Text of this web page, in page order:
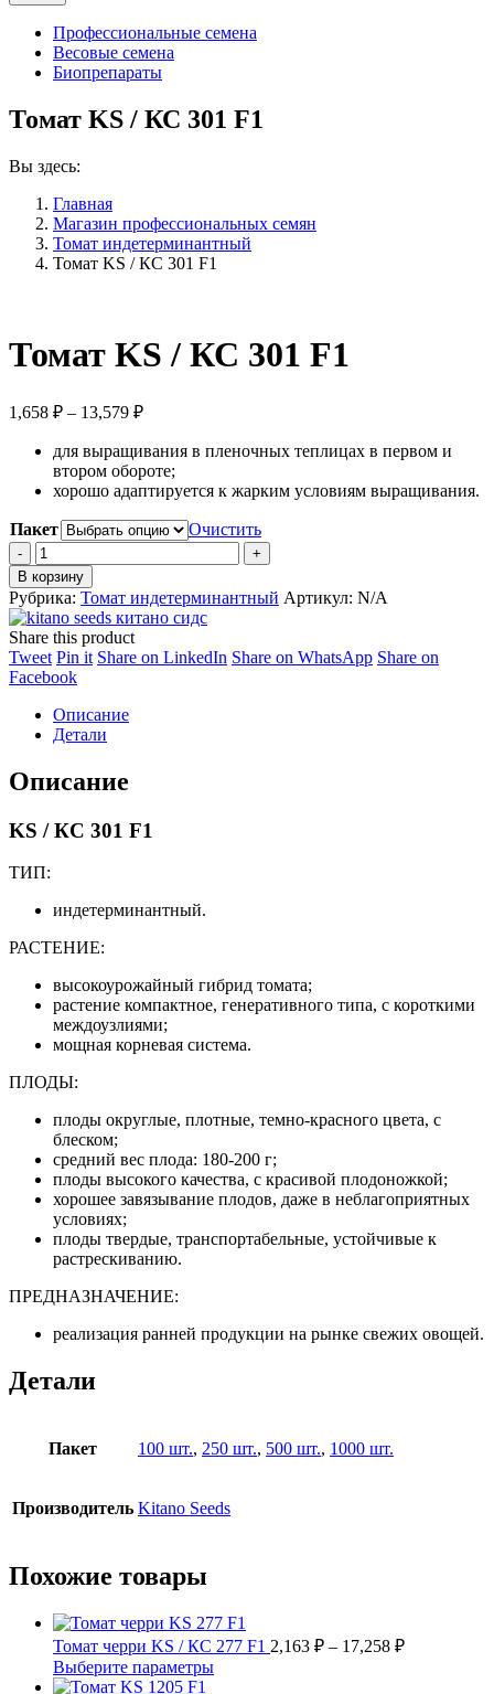
Профессиональные семена
Весовые семена
Биопрепараты
Томат KS / КС 301 F1
Вы здесь:
Главная
Магазин профессиональных семян
Томат индетерминантный
Томат KS / КС 301 F1
Томат KS / КС 301 F1
1,658 ₽ – 13,579 ₽Диапазон
1,658 ₽
–
13,579 ₽
для выращивания в пленочных теплицах в первом и
втором обороте;
хорошо адаптируется к жарким условиям выращивания.
Пакет
Очистить
Томат
KS
/
КС
301
F1
quantity
В корзину
Рубрика: Томат индетерминантный Артикул: N/A
Share this product
TweetShare
on
Pin itShare
Share on LinkedIn Share
Share on WhatsAppShare
Share on
FacebookShare
Facebook
Описание
Детали
Описание
KS / КС 301 F1
ТИП:
индетерминантный.
РАСТЕНИЕ:
высокоурожайный гибрид томата;
растение компактное, генеративного типа, с короткими
междоузлиями;
мощная корневая система.
ПЛОДЫ:
плоды округлые, плотные, темно-красного цвета, с
блеском;
средний вес плода: 180-200 г;
плоды высокого качества, с красивой плодоножкой;
хорошее завязывание плодов, даже в неблагоприятных
условиях;
плоды твердые, транспортабельные, устойчивые к
растрескиванию.
ПРЕДНАЗНАЧЕНИЕ:
реализация ранней продукции на рынке свежих овощей.
Детали
Пакет 100 шт., 250 шт., 500 шт., 1000 шт.
Производитель Kitano Seeds
Похожие товары
Томат черри KS / КС 277 F1 2,163 ₽ – 17,258 ₽Диапазон
Выберите параметрыЭтот